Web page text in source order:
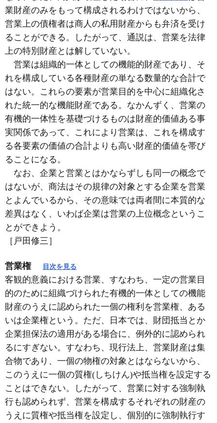
業財産のみをもって構成されるわけではないから、
営業上の債権者は商人の私用財産からも弁済を受け
ることができる。したがって、通説は、営業を法律
上の特別財産とは解していない。
営業は組織的一体としての機能的財産であり、そ
れを構成している各種財産の単なる数量的な合計で
はない。これらの要素が営業目的を中心に組織化さ
れた統一的な機能財産である。なかんずく、営業の
有機的一体性を基礎づけるものは財産的価値ある事
実関係であって、これにより営業は、これを構成す
る各要素の価値の合計よりも高い財産的価値を帯び
ることになる。
なお、企業と営業とはかならずしも同一の概念で
はないが、商法はその規律の対象とする企業を営業
とよんでいるから、その意味では両者間に本質的な
差異はなく、いわば企業は営業の上位概念というこ
とができよう。
［戸田修三］
営業権 目次を見る
客観的意義における営業、すなわち、一定の営業目
的のために組織づけられた有機的一体としての機能
財産のうえに認められた一個の権利を営業権、ある
いは企業権という。ただ、日本では、財団抵当とか
企業担保法の適用がある場合に、例外的に認められ
るにすぎない。すなわち、現行法上、営業財産は集
合物であり、一個の物権の対象とはならないから、
このうえに一個の質権(しちけん)や抵当権を設定する
ことはできない。したがって、営業に対する強制執
行も認められず、営業を構成するそれぞれの財産の
うえに質権や抵当権を設定し、個別的に強制執行す